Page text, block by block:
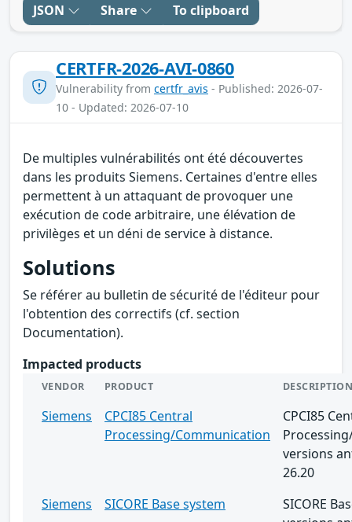
JSON Share To clipboard
CERTFR-2026-AVI-0860
Vulnerability from certfr_avis - Published: 2026-07-
10 - Updated: 2026-07-10
De multiples vulnérabilités ont été découvertes
dans les produits Siemens. Certaines d'entre elles
permettent à un attaquant de provoquer une
exécution de code arbitraire, une élévation de
privilèges et un déni de service à distance.
Solutions
Se référer au bulletin de sécurité de l'éditeur pour
l'obtention des correctifs (cf. section
Documentation).
Impacted products
VENDOR PRODUCT
Siemens
CPCI85 Central
Processing/Communication
CPCI85
versions
26.20
Siemens
SICORE Base system
SICORE